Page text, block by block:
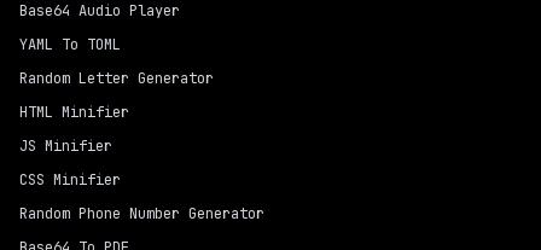
Base64 Audio Player
YAML To TOML
Random Letter Generator
HTML Minifier
JS Minifier
CSS Minifier
Random Phone Number Generator